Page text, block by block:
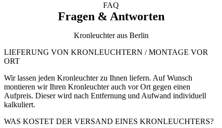
FAQ
Fragen & Antworten
Kronleuchter aus Berlin
LIEFERUNG VON KRONLEUCHTERN / MONTAGE VOR
ORT
Wir lassen jeden Kronleuchter zu Ihnen liefern. Auf Wunsch
montieren wir Ihren Kronleuchter auch vor Ort gegen einen
Aufpreis. Dieser wird nach Entfernung und Aufwand individuell
kalkuliert.
WAS KOSTET DER VERSAND EINES KRONLEUCHTERS?